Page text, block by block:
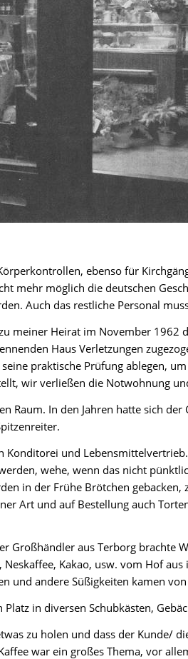
ebenso für
mehr möglich die deutschen
Auch das restliche Personal
meiner Heirat im November 1962
Haus Verletzungen
praktische Prüfung ablegen,
wir verließen die Notwohnung
Raum. In den Jahren hatte sich
Konditorei und
wehe, wenn das nicht
in der Frühe Brötchen
Art und auf Bestellung auch
aus Terborg brachte
Kakao, usw. vom Hof
und andere Süßigkeiten kamen
in diversen Schubkästen,
zu holen und dass der Kunde/
war ein großes Thema, vor